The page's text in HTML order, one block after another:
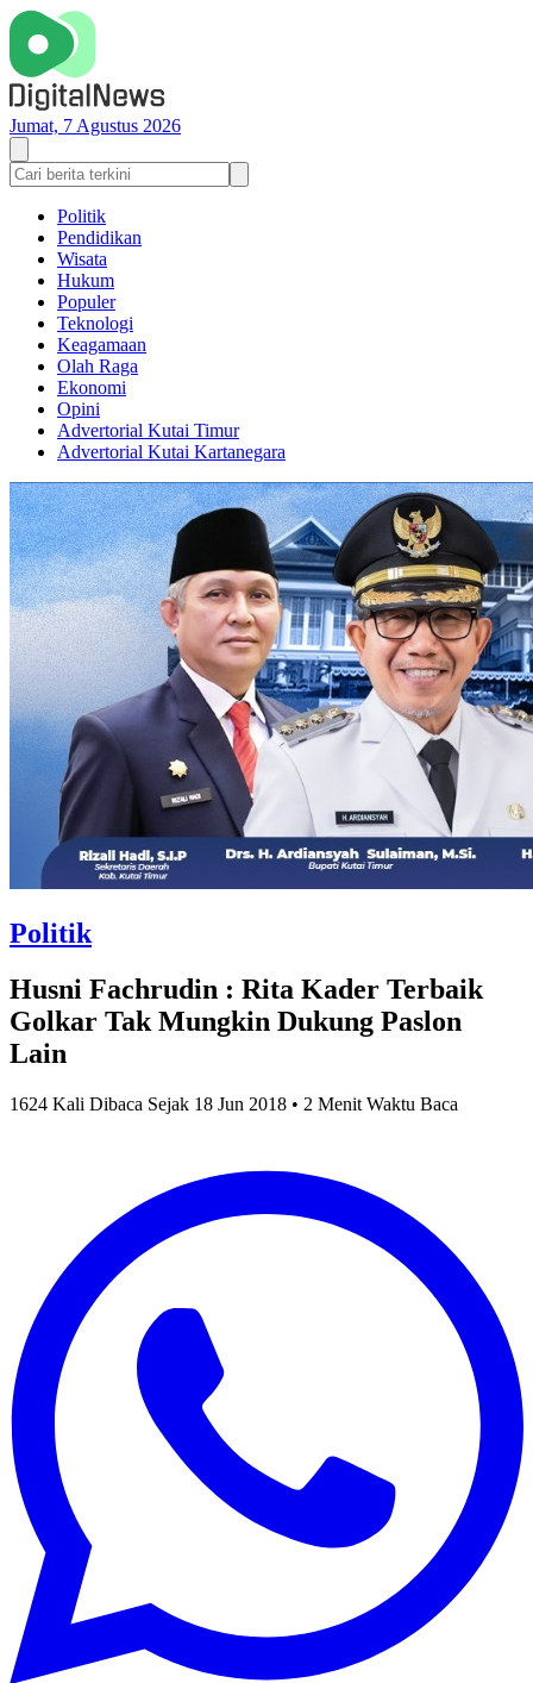
Jumat, 7 Agustus 2026
Politik
Pendidikan
Wisata
Hukum
Populer
Teknologi
Keagamaan
Olah Raga
Ekonomi
Opini
Advertorial Kutai Timur
Advertorial Kutai Kartanegara
Politik
Husni Fachrudin : Rita Kader Terbaik
Golkar Tak Mungkin Dukung Paslon
Lain
1624 Kali Dibaca Sejak 18 Jun 2018 • 2 Menit Waktu Baca